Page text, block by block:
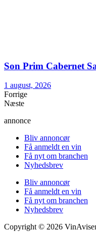
Son Prim Cabernet
1 august, 2026
Forrige
Næste
annonce
Bliv annoncør
Få anmeldt en vin
Få nyt om branchen
Nyhedsbrev
Bliv annoncør
Få anmeldt en vin
Få nyt om branchen
Nyhedsbrev
Copyright © 2026